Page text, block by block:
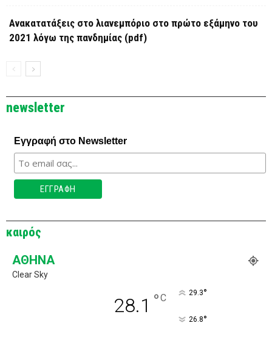
Ανακατατάξεις στο λιανεμπόριο στο πρώτο εξάμηνο του
2021 λόγω της πανδημίας (pdf)
newsletter
Εγγραφή στο Newsletter
καιρός
ΑΘΉΝΑ
Clear Sky
28.1 °C 29.3°
26.8°